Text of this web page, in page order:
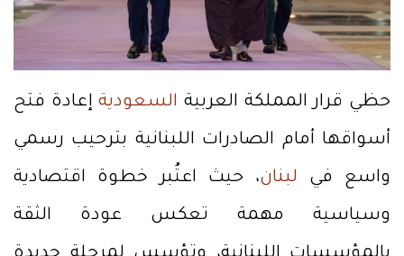
حظي قرار المملكة العربية السعودية إعادة فتح
أسواقها أمام الصادرات اللبنانية بترحيب رسمي
واسع في لبنان، حيث اعتُبر خطوة اقتصادية
وسياسية مهمة تعكس عودة الثقة